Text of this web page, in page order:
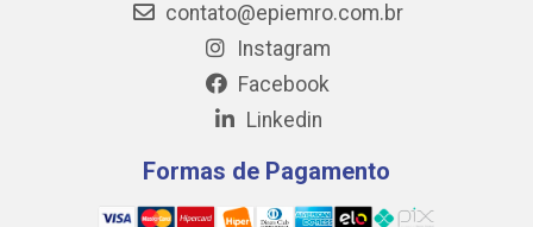
contato@epiemro.com.br
Instagram
Facebook
Linkedin
Formas de Pagamento